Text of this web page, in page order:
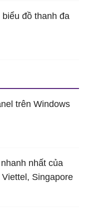
đồ thanh đa
trên Windows
nhất của
Singapore